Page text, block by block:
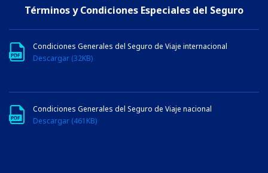
Términos y Condiciones Especiales del Seguro
Condiciones Generales del Seguro de Viaje internacional
Descargar (32KB)
Condiciones Generales del Seguro de Viaje nacional
Descargar (461KB)